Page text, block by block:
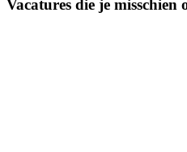
Vacatures die je